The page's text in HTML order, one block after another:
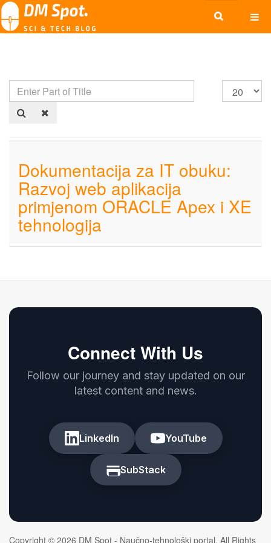
Dokumentacija za IT obuku:
Razvoj web aplikacija
primjenom ORACLE Apex i XE
tehnologija
Connect With Us
Follow our journey and stay updated on our
latest content and news.
LinkedIn YouTube
SubStack
Copyright © 2026 DM Spot - Naučno-tehnološki portal. All Rights